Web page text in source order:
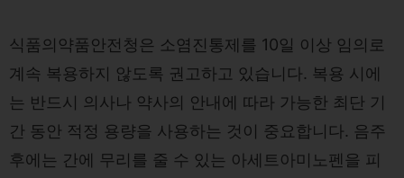
식품의약품안전청은 소염진통제를 10일 이상 임의로
계속 복용하지 않도록 권고하고 있습니다. 복용 시에
는 반드시 의사나 약사의 안내에 따라 가능한 최단 기
간 동안 적정 용량을 사용하는 것이 중요합니다. 음주
후에는 간에 무리를 줄 수 있는 아세트아미노펜을 피